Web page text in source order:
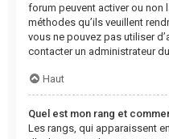
forum peuvent activer ou non
méthodes qu’ils veuillent
vous ne pouvez pas utiliser
contacter un administrateur
Haut
Quel est mon rang et
Les rangs, qui apparaissent